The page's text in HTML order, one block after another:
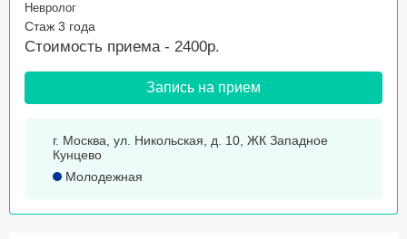
Невролог
Стаж 3 года
Стоимость приема - 2400р.
Запись на прием
г. Москва, ул. Никольская, д. 10, ЖК Западное
Кунцево
Молодежная